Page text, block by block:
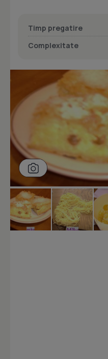
Timp pregatire
Complexitate